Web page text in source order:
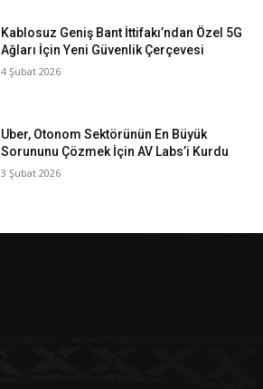
Kablosuz Geniş Bant İttifakı’ndan Özel 5G
Ağları İçin Yeni Güvenlik Çerçevesi
4 Şubat 2026
Uber, Otonom Sektörünün En Büyük
Sorununu Çözmek İçin AV Labs’i Kurdu
3 Şubat 2026